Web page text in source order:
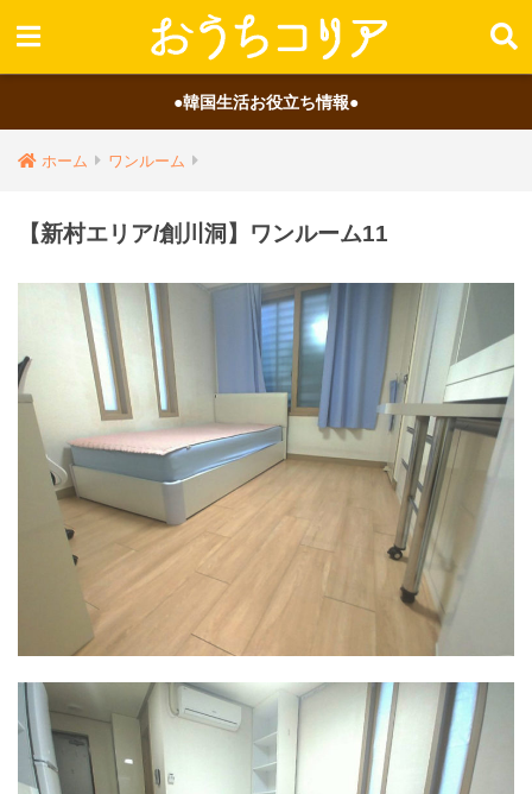
●韓国生活お役立ち情報●
ホーム ワンルーム
【新村エリア/創川洞】ワンルーム11